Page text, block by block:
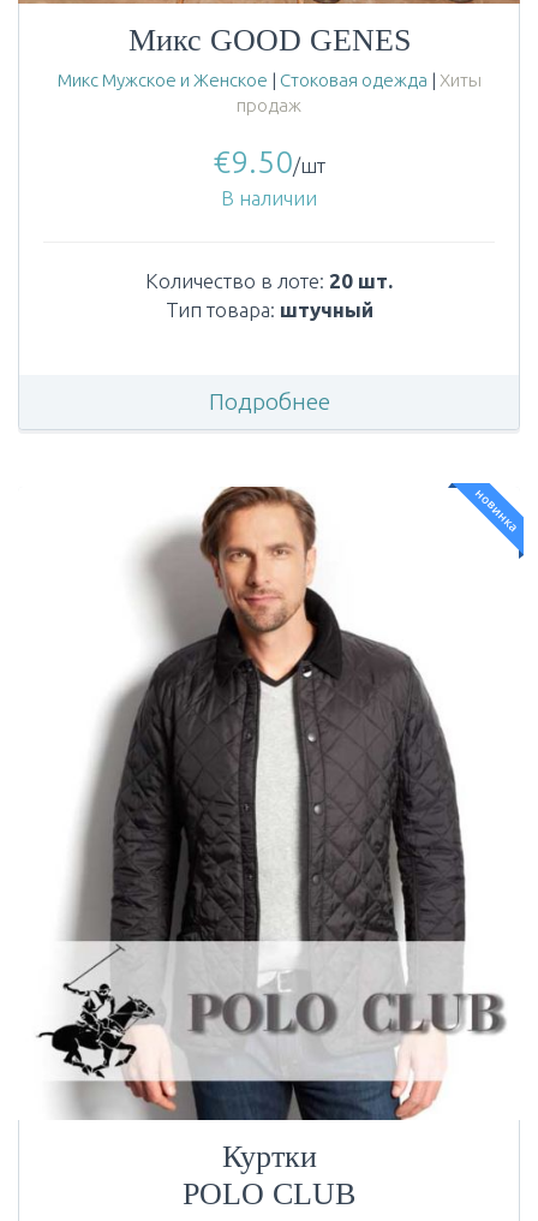
Микс GOOD GENES
Микс Мужское и Женское | Стоковая одежда | Хиты
продаж
€9.50/шт
В наличии
Количество в лоте: 20 шт.
Тип товара: штучный
Подробнее
новинка
Куртки
POLO CLUB